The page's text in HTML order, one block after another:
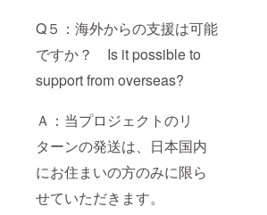
Q５：海外からの支援は可能
ですか？ Is it possible to
support from overseas?
Ａ：当プロジェクトのリ
ターンの発送は、日本国内
にお住まいの方のみに限ら
せていただきます。